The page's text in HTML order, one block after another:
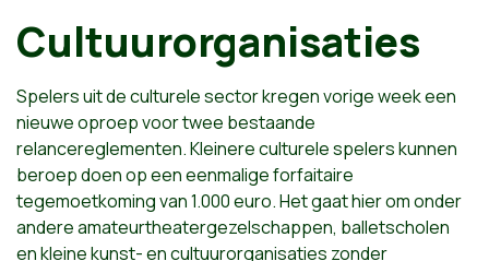
Cultuurorganisaties
Spelers uit de culturele sector kregen vorige week een
nieuwe oproep voor twee bestaande
relancereglementen. Kleinere culturele spelers kunnen
beroep doen op een eenmalige forfaitaire
tegemoetkoming van 1.000 euro. Het gaat hier om onder
andere amateurtheatergezelschappen, balletscholen
en kleine kunst- en cultuurorganisaties zonder